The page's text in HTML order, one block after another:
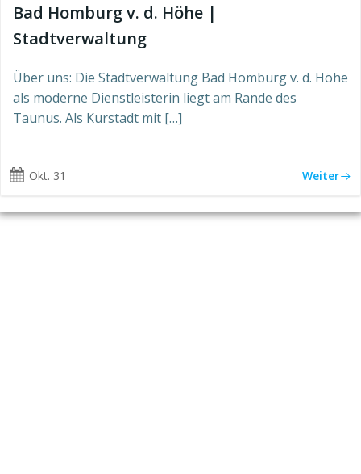
Bad Homburg v. d. Höhe |
Stadtverwaltung
Über uns: Die Stadtverwaltung Bad Homburg v. d. Höhe
als moderne Dienstleisterin liegt am Rande des
Taunus. Als Kurstadt mit […]
Okt. 31 Weiter